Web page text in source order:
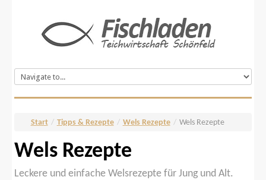
Start / Tipps & Rezepte / Wels Rezepte / Wels Rezepte
Wels Rezepte
Leckere und einfache Welsrezepte für Jung und Alt.